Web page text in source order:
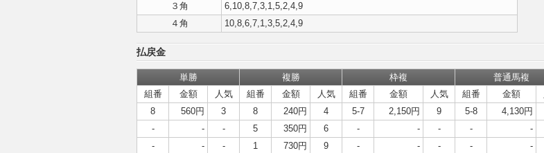
３角
6,10,8,7,3,1,5,2,4,9
４角
10,8,6,7,1,3,5,2,4,9
払戻金
単勝 複勝 枠複 普通馬複
組番
金額 人気 組番 金額 人気 組番 金額 人気 組番 金額
8
560円 3 8 240円 4 5-7 2,150円 9 5-8 4,130円
-
- - 5 350円 6 - - - - -
-
- - 1 730円 9 - - - - -